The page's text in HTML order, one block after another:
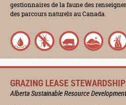
gestionnaires de la faune des
des parcours naturels au Canada.
GRAZING LEASE
Alberta Sustainable Resource Development